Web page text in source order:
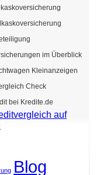
im Überblick
Kleinanzeigen
Check
bei Kredite.de
Blog